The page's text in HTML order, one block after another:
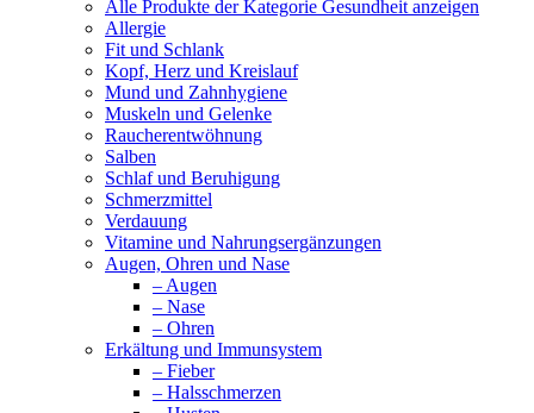
Alle Produkte der Kategorie Gesundheit anzeigen
Allergie
Fit und Schlank
Kopf, Herz und Kreislauf
Mund und Zahnhygiene
Muskeln und Gelenke
Raucherentwöhnung
Salben
Schlaf und Beruhigung
Schmerzmittel
Verdauung
Vitamine und Nahrungsergänzungen
Augen, Ohren und Nase
– Augen
– Nase
– Ohren
Erkältung und Immunsystem
– Fieber
– Halsschmerzen